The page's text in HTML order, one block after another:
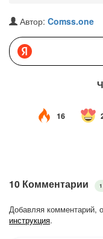
Автор: Comss.one